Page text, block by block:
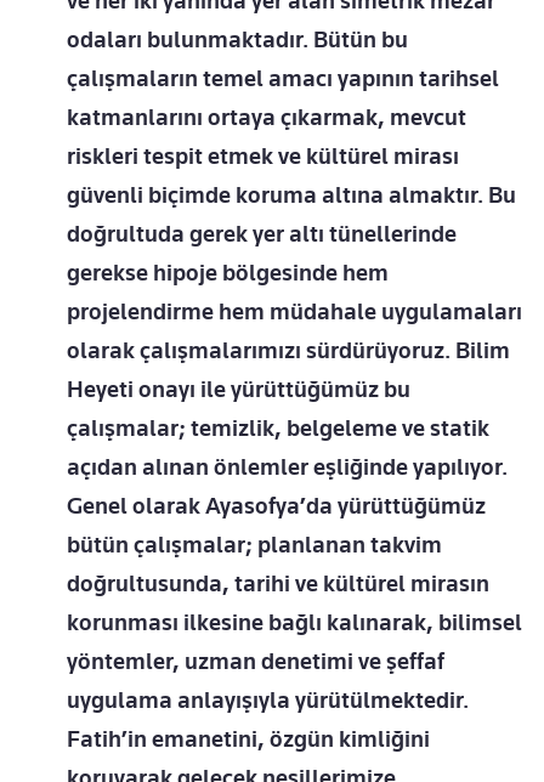
odaları bulunmaktadır. Bütün bu
çalışmaların temel amacı yapının tarihsel
katmanlarını ortaya çıkarmak, mevcut
riskleri tespit etmek ve kültürel mirası
güvenli biçimde koruma altına almaktır. Bu
doğrultuda gerek yer altı tünellerinde
gerekse hipoje bölgesinde hem
projelendirme hem müdahale uygulamaları
olarak çalışmalarımızı sürdürüyoruz. Bilim
Heyeti onayı ile yürüttüğümüz bu
çalışmalar; temizlik, belgeleme ve statik
açıdan alınan önlemler eşliğinde yapılıyor.
Genel olarak Ayasofya’da yürüttüğümüz
bütün çalışmalar; planlanan takvim
doğrultusunda, tarihi ve kültürel mirasın
korunması ilkesine bağlı kalınarak, bilimsel
yöntemler, uzman denetimi ve şeffaf
uygulama anlayışıyla yürütülmektedir.
Fatih’in emanetini, özgün kimliğini